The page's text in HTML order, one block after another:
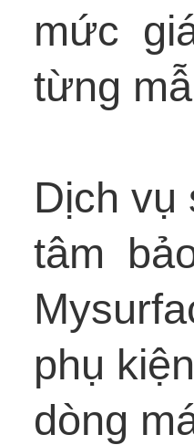
mức
từng
Dịch vụ
tâm
phụ
dòng